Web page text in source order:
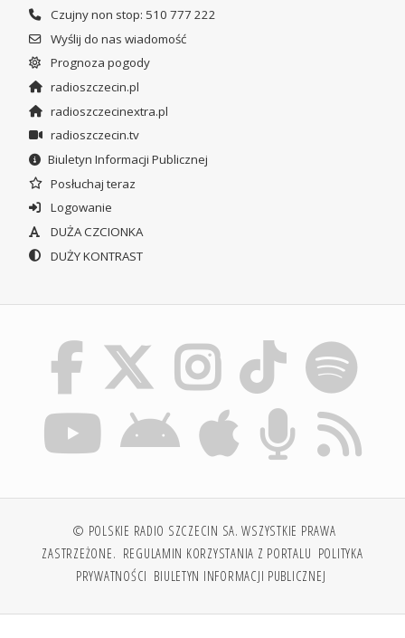
Czujny non stop: 510 777 222
Wyślij do nas wiadomość
Prognoza pogody
radioszczecin.pl
radioszczecinextra.pl
radioszczecin.tv
Biuletyn Informacji Publicznej
Posłuchaj teraz
Logowanie
DUŻA CZCIONKA
DUŻY KONTRAST
© POLSKIE RADIO SZCZECIN SA. WSZYSTKIE PRAWA
ZASTRZEŻONE. REGULAMIN KORZYSTANIA Z PORTALU POLITYKA
PRYWATNOŚCI BIULETYN INFORMACJI PUBLICZNEJ